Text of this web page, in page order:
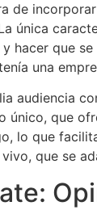
de
única
hacer que
una
audiencia
único, que
lo que
que se